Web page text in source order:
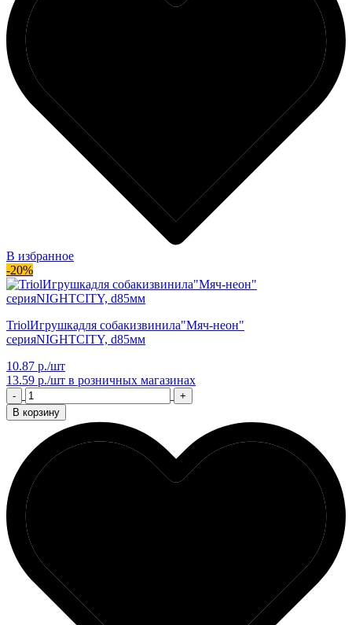
В избранное
-20%
TriolИгрушкадля собакизвинила"Мяч-неон"
серияNIGHTCITY, d85мм
10.87 р./шт
13.59 р./шт в розничных магазинах
-
+
В корзину